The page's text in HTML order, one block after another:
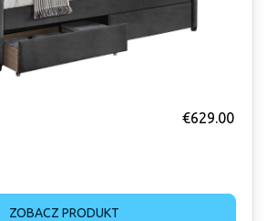
€629.00
ZOBACZ PRODUKT